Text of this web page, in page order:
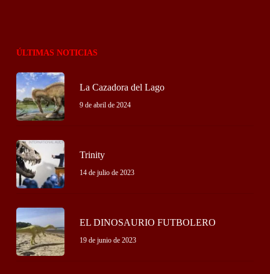
ÚLTIMAS NOTICIAS
La Cazadora del Lago
9 de abril de 2024
Trinity
14 de julio de 2023
EL DINOSAURIO FUTBOLERO
19 de junio de 2023